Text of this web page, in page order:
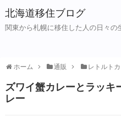
北海道移住ブログ
関東から札幌に移住した人の日々の
ホーム 通販 レトルト
ズワイ蟹カレーとラッキ
レー